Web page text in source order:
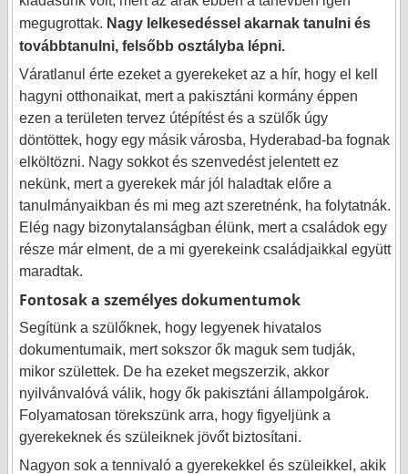
megugrottak. Nagy lelkesedéssel akarnak tanulni és
továbbtanulni, felsőbb osztályba lépni.
Váratlanul érte ezeket a gyerekeket az a hír, hogy el kell
hagyni otthonaikat, mert a pakisztáni kormány éppen
ezen a területen tervez útépítést és a szülők úgy
döntöttek, hogy egy másik városba, Hyderabad-ba fognak
elköltözni. Nagy sokkot és szenvedést jelentett ez
nekünk, mert a gyerekek már jól haladtak előre a
tanulmányaikban és mi meg azt szeretnénk, ha folytatnák.
Elég nagy bizonytalanságban élünk, mert a családok egy
része már elment, de a mi gyerekeink családjaikkal együtt
maradtak.
Fontosak a személyes dokumentumok
Segítünk a szülőknek, hogy legyenek hivatalos
dokumentumaik, mert sokszor ők maguk sem tudják,
mikor születtek. De ha ezeket megszerzik, akkor
nyilvánvalóvá válik, hogy ők pakisztáni állampolgárok.
Folyamatosan törekszünk arra, hogy figyeljünk a
gyerekeknek és szüleiknek jövőt biztosítani.
Nagyon sok a tennivaló a gyerekekkel és szüleikkel, akik